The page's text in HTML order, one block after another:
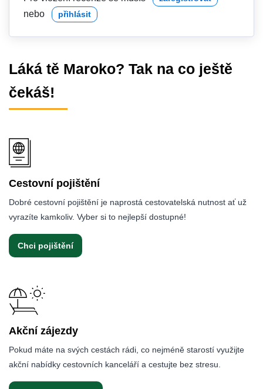
nebo přihlásit
Láká tě Maroko? Tak na co ještě
čekáš!
Cestovní pojištění
Dobré cestovní pojištění je naprostá cestovatelská nutnost ať už
vyrazíte kamkoliv. Vyber si to nejlepší dostupné!
Chci pojištění
Akční zájezdy
Pokud máte na svých cestách rádi, co nejméně starostí využijte
akční nabídky cestovních kanceláří a cestujte bez stresu.